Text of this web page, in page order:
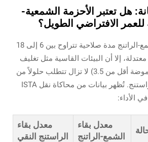
هل تعتبر الأحزمة الشمعية-
للعمر الافتراضي الطويل؟
بينما تدعم أحزمة الشمع-الراتنج مدة صلاحية تتراوح بين 6 إلى 18
إلا أن البيئات القاسية مثل تغليف
الحمضيات (درجة الحموضة أقل من 3.5) لا تزال تتطلب حلولاً من
الدرجة الكاملة من الراستنج. تُظهر بيانات من محاكاة نقل ISTA
معدل بقاء
الشمع-الراتنج
معدل بقاء
الراستنج النقي